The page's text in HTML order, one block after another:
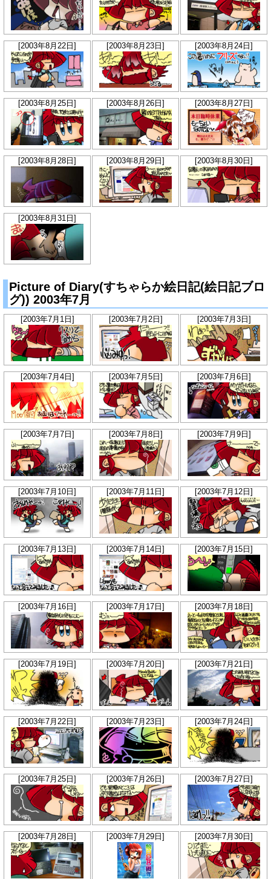
[2003年8月22日] [2003年8月23日] [2003年8月24日]
[2003年8月25日] [2003年8月26日] [2003年8月27日]
[2003年8月28日] [2003年8月29日] [2003年8月30日]
[2003年8月31日]
Picture of Diary(すちゃらか絵日記(絵日記ブロ
グ)) 2003年7月
[2003年7月1日] [2003年7月2日] [2003年7月3日]
[2003年7月4日] [2003年7月5日] [2003年7月6日]
[2003年7月7日] [2003年7月8日] [2003年7月9日]
[2003年7月10日] [2003年7月11日] [2003年7月12日]
[2003年7月13日] [2003年7月14日] [2003年7月15日]
[2003年7月16日] [2003年7月17日] [2003年7月18日]
[2003年7月19日] [2003年7月20日] [2003年7月21日]
[2003年7月22日] [2003年7月23日] [2003年7月24日]
[2003年7月25日] [2003年7月26日] [2003年7月27日]
[2003年7月28日] [2003年7月29日] [2003年7月30日]